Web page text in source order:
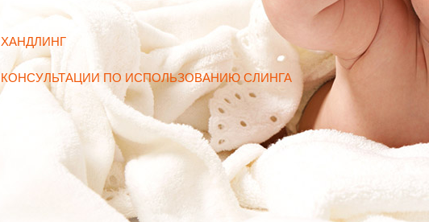
ХАНДЛИНГ
КОНСУЛЬТАЦИИ ПО ИСПОЛЬЗОВАНИЮ СЛИНГА